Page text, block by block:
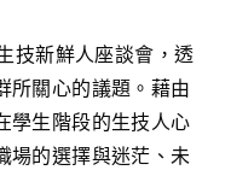
技新鮮人座談會，透
所關心的議題。藉由
學生階段的生技人心
場的選擇與迷茫、未